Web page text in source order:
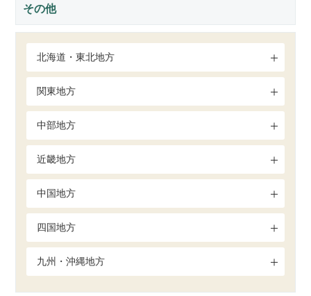
その他
北海道・東北地方
関東地方
中部地方
近畿地方
中国地方
四国地方
九州・沖縄地方